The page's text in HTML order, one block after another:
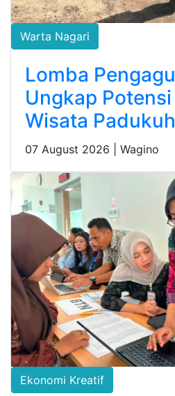
Warta Nagari
Lomba
Ungkap
Wisata
07 August 2026 | Wagino
Ekonomi Kreatif